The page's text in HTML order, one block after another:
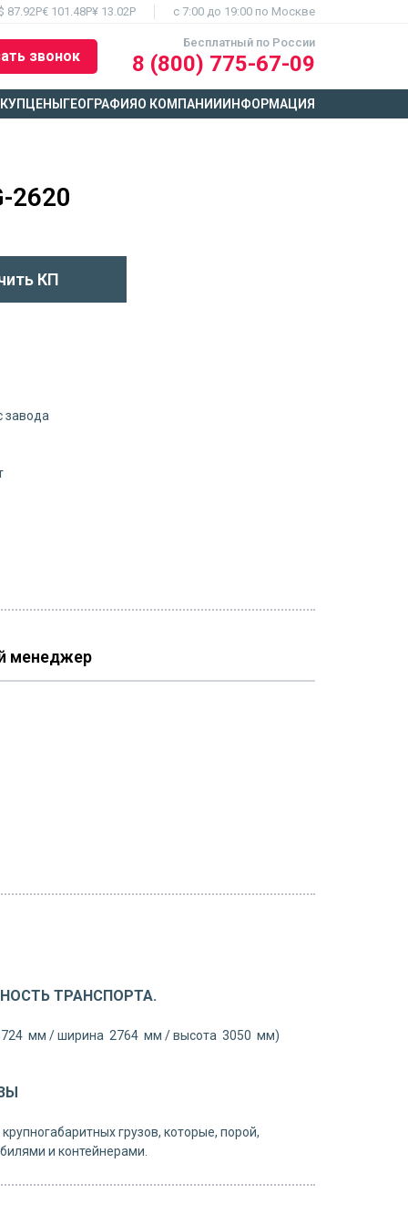
87.92Р€ 101.48Р¥ 13.02Р c 7:00 до 19:00 по Москве
звонок
Бесплатный по России
8 (800) 775-67-09
ЦЕНЫ ГЕОГРАФИЯО КОМПАНИИ ИНФОРМАЦИЯ
2620
КП
завода
менеджер
ТРАНСПОРТА.
мм / ширина 2764 мм / высота 3050 мм)
грузов, которые, порой,
и контейнерами.